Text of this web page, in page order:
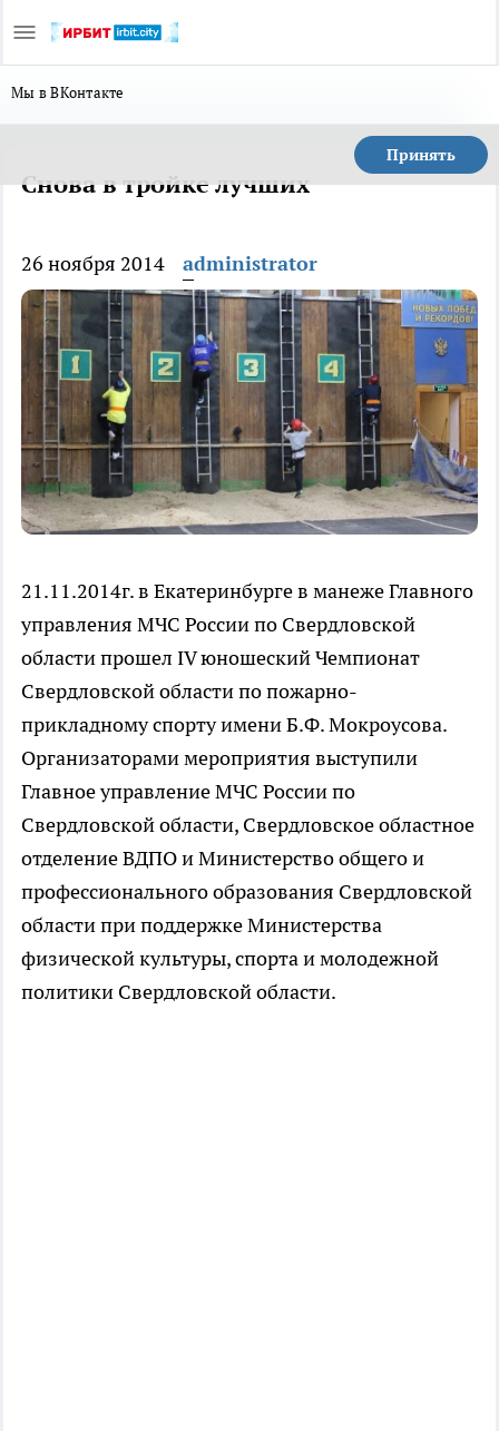
Мы в ВКонтакте
Принять
Снова в тройке лучших
26 ноября 2014 administrator
21.11.2014г. в Екатеринбурге в манеже Главного
управления МЧС России по Свердловской
области прошел IV юношеский Чемпионат
Свердловской области по пожарно-
прикладному спорту имени Б.Ф. Мокроусова.
Организаторами мероприятия выступили
Главное управление МЧС России по
Свердловской области, Свердловское областное
отделение ВДПО и Министерство общего и
профессионального образования Свердловской
области при поддержке Министерства
физической культуры, спорта и молодежной
политики Свердловской области.